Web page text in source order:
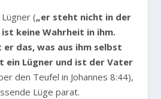
(„er steht nicht in der
keine Wahrheit in ihm.
das, was aus ihm selbst
ein Lügner und ist der Vater
den Teufel in Johannes 8:44),
Lüge parat.